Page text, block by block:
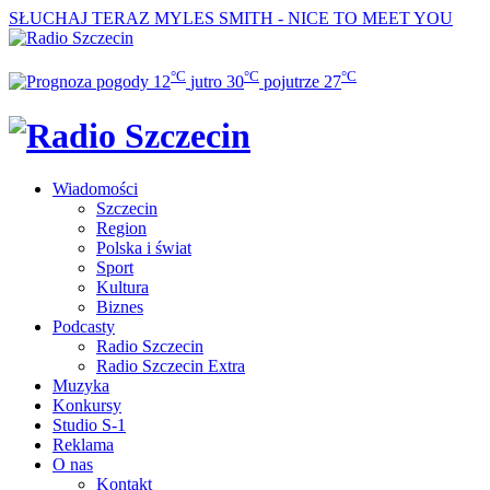
SŁUCHAJ TERAZ MYLES SMITH - NICE TO MEET YOU
12°C jutro 30°C pojutrze 27°C
Wiadomości
Szczecin
Region
Polska i świat
Sport
Kultura
Biznes
Podcasty
Radio Szczecin
Radio Szczecin Extra
Muzyka
Konkursy
Studio S-1
Reklama
O nas
Kontakt